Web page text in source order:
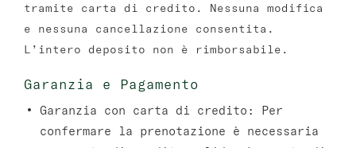
tramite carta di credito. Nessuna modifica
e nessuna cancellazione consentita.
L’intero deposito non è rimborsabile.
Garanzia e Pagamento
Garanzia con carta di credito:
Per
confermare la prenotazione è necessaria